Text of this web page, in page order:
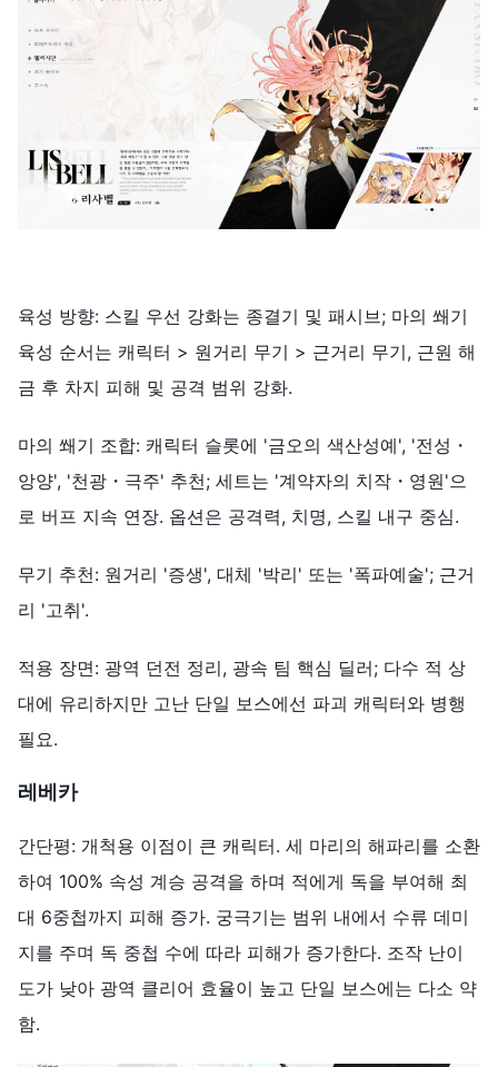
육성 방향: 스킬 우선 강화는 종결기 및 패시브; 마의 쐐기
육성 순서는 캐릭터 > 원거리 무기 > 근거리 무기, 근원 해
금 후 차지 피해 및 공격 범위 강화.
마의 쐐기 조합: 캐릭터 슬롯에 '금오의 색산성예', '전성・
앙양', '천광・극주' 추천; 세트는 '계약자의 치작・영원'으
로 버프 지속 연장. 옵션은 공격력, 치명, 스킬 내구 중심.
무기 추천: 원거리 '증생', 대체 '박리' 또는 '폭파예술'; 근거
리 '고취'.
적용 장면: 광역 던전 정리, 광속 팀 핵심 딜러; 다수 적 상
대에 유리하지만 고난 단일 보스에선 파괴 캐릭터와 병행
필요.
레베카
간단평: 개척용 이점이 큰 캐릭터. 세 마리의 해파리를 소환
하여 100% 속성 계승 공격을 하며 적에게 독을 부여해 최
대 6중첩까지 피해 증가. 궁극기는 범위 내에서 수류 데미
지를 주며 독 중첩 수에 따라 피해가 증가한다. 조작 난이
도가 낮아 광역 클리어 효율이 높고 단일 보스에는 다소 약
함.